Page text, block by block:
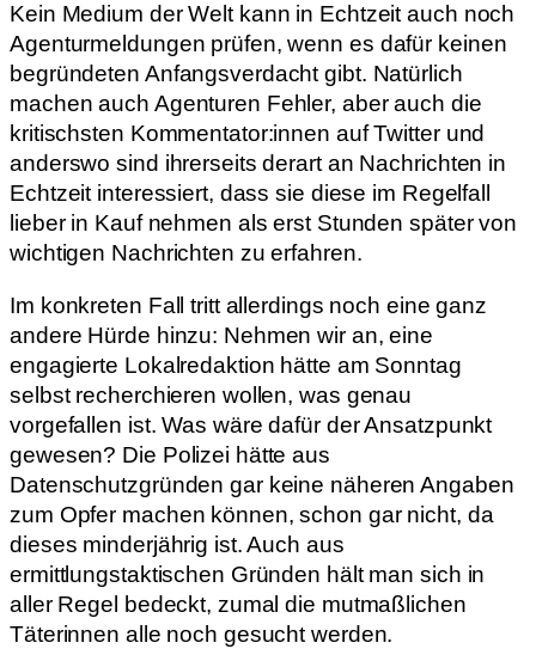
Kein Medium der Welt kann in Echtzeit auch noch
Agenturmeldungen prüfen, wenn es dafür keinen
begründeten Anfangsverdacht gibt. Natürlich
machen auch Agenturen Fehler, aber auch die
kritischsten Kommentator:innen auf Twitter und
anderswo sind ihrerseits derart an Nachrichten in
Echtzeit interessiert, dass sie diese im Regelfall
lieber in Kauf nehmen als erst Stunden später von
wichtigen Nachrichten zu erfahren.
Im konkreten Fall tritt allerdings noch eine ganz
andere Hürde hinzu: Nehmen wir an, eine
engagierte Lokalredaktion hätte am Sonntag
selbst recherchieren wollen, was genau
vorgefallen ist. Was wäre dafür der Ansatzpunkt
gewesen? Die Polizei hätte aus
Datenschutzgründen gar keine näheren Angaben
zum Opfer machen können, schon gar nicht, da
dieses minderjährig ist. Auch aus
ermittlungstaktischen Gründen hält man sich in
aller Regel bedeckt, zumal die mutmaßlichen
Täterinnen alle noch gesucht werden.